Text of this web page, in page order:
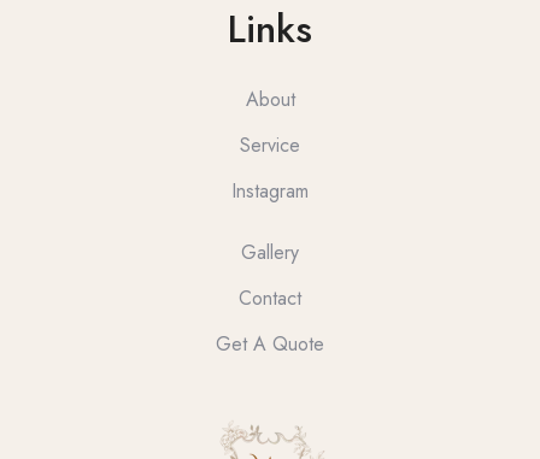
Links
About
Service
Instagram
Gallery
Contact
Get A Quote